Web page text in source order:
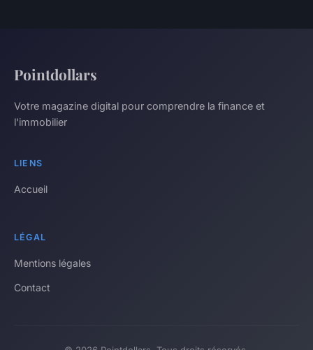
Pointdollars
Votre magazine digital pour comprendre la finance et
l'immobilier
LIENS
Accueil
LÉGAL
Mentions légales
Contact